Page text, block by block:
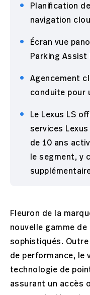
Planification
navigation
Écran vue
Parking Assist
Agencement
conduite pour
Le Lexus LS
services
de 10 ans
le segment, y
Fleuron de la
nouvelle gamme
sophistiqués.
de performance, le
technologie de
assurant un accès